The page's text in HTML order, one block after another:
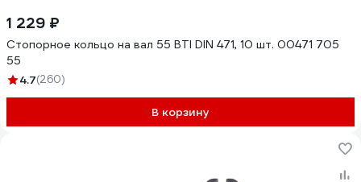
1 229 ₽
Стопорное кольцо на вал 55 BTI DIN 471, 10 шт. 00471 705
55
4.7(260)
В корзину